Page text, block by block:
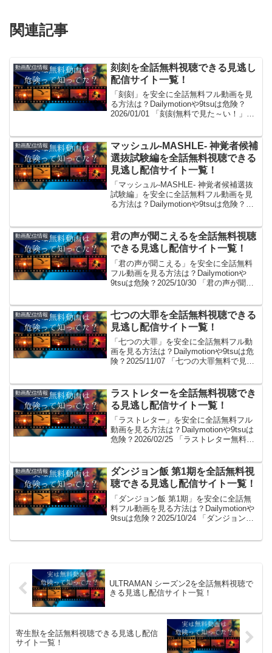
関連記事
動画配信情報
刻刻を全話無料視聴できる見逃し
配信サイト一覧！
「刻刻」を安全に全話無料フル動画を見
る方法は？Dailymotionや9tsuは危険？
2026/01/01 「刻刻無料で見た～い！」。
も規制...
動画配信情報
マッシュル-MASHLE- 神覚者候補
選抜試験編を全話無料視聴できる
見逃し配信サイト一覧！
「マッシュル-MASHLE- 神覚者候補選抜
試験編」を安全に全話無料フル動画を見
る方法は？Dailymotionや9tsuは危険？
見れるよ！(/・ω...
動画配信情報
君の声が聞こえるを全話無料視聴
できる見逃し配信サイト一覧！
「君の声が聞こえる」を安全に全話無料
フル動画を見る方法は？Dailymotionや
9tsuは危険？2025/10/30 「君の声が聞こ
了、dailymotio...
動画配信情報
七つの大罪を全話無料視聴できる
見逃し配信サイト一覧！
「七つの大罪」を安全に全話無料フル動
画を見る方法は？Dailymotionや9tsuは危
険？2025/11/07 「七つの大罪無料で見た
やYouT...
動画配信情報
ラストレターを全話無料視聴でき
る見逃し配信サイト一覧！
「ラストレター」を安全に全話無料フル
動画を見る方法は？Dailymotionや9tsuは
危険？2026/02/25 「ラストレター無料で
dailymotionやYo...
動画配信情報
ダンジョン飯 第1期を全話無料視
聴できる見逃し配信サイト一覧！
「ダンジョン飯 第1期」を安全に全話無
料フル動画を見る方法は？Dailymotionや
9tsuは危険？2025/10/24 「ダンジョン飯
ULTRAMAN シーズン2を全話無料視聴で
きる見逃し配信サイト一覧！
寄生獣を全話無料視聴できる見逃し配信
サイト一覧！